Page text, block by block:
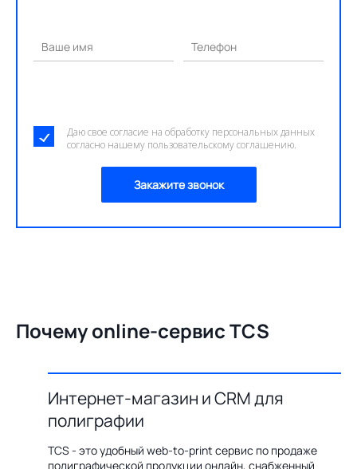
Ваше имя Телефон
Даю свое согласие на обработку персональных данных
согласно нашему пользовательскому соглашению.
Закажите звонок
Почему online-сервис TCS
Интернет-магазин и CRM для
полиграфии
TCS - это удобный web-to-print сервис по продаже
полиграфической продукции онлайн, снабженный